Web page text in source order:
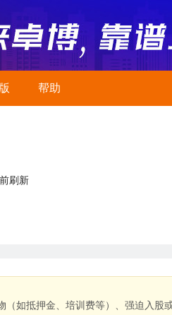
帮助
刷新
如抵押金、培训费等）、强迫入股